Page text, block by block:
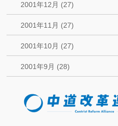
2001年12月 (27)
2001年11月 (27)
2001年10月 (27)
2001年9月 (28)